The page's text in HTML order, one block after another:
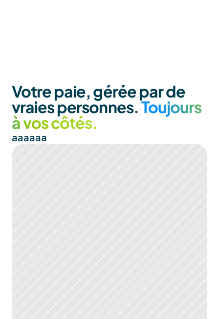
Votre paie, gérée par de
vraies personnes. Toujours
à vos côtés.
aaaaaa